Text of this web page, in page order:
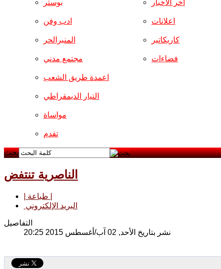
بوستر
ادب وفن
المنبرالحر
مجتمع مدني
اخر الاخبار
اعلانات
كاريكاتير
فضاءات
اعمدة طريق الشعب
التيار الديمقراطي
مواساة
تقدم
بحث
الناصرية تنتفض
البريد الإلكتروني
التفاصيل
نشر بتاريخ الأحد, 02 آب/أغسطس 2015 20:25